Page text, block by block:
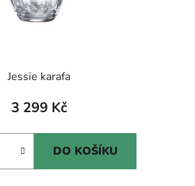
Jessie karafa
3 299 Kč
DO KOŠÍKU